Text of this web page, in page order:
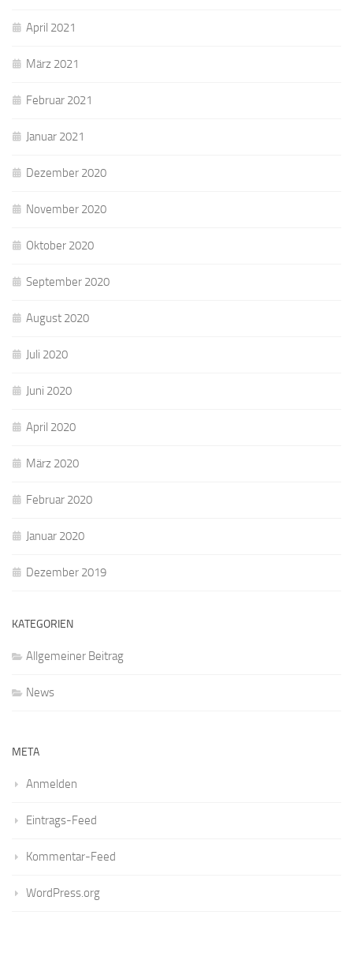
April 2021
März 2021
Februar 2021
Januar 2021
Dezember 2020
November 2020
Oktober 2020
September 2020
August 2020
Juli 2020
Juni 2020
April 2020
März 2020
Februar 2020
Januar 2020
Dezember 2019
KATEGORIEN
Allgemeiner Beitrag
News
META
Anmelden
Eintrags-Feed
Kommentar-Feed
WordPress.org